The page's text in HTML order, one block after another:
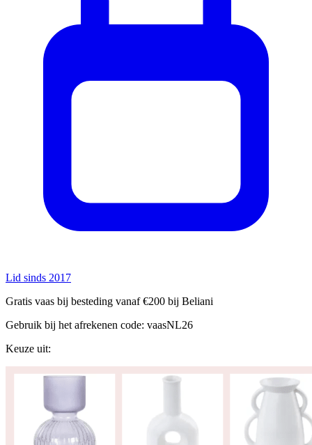
Lid sinds 2017
Gratis vaas bij besteding vanaf €200 bij Beliani
Gebruik bij het afrekenen code: vaasNL26
Keuze uit: